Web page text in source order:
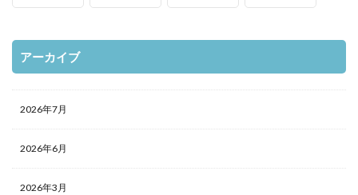
アーカイブ
2026年7月
2026年6月
2026年3月